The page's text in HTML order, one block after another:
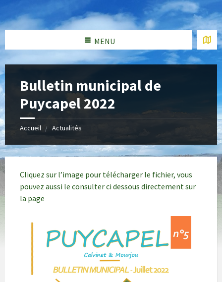
MENU
Bulletin municipal de
Puycapel 2022
Accueil Actualités
Cliquez sur l’image pour télécharger le fichier, vous
pouvez aussi le consulter ci dessous directement sur
la page